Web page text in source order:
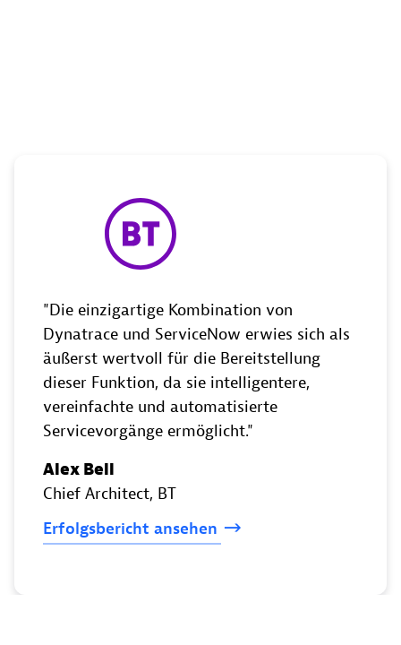
Die einzigartige Kombination von
Dynatrace und ServiceNow erwies sich als
äußerst wertvoll für die Bereitstellung
dieser Funktion, da sie intelligentere,
vereinfachte und automatisierte
Servicevorgänge ermöglicht.
Alex Bell
Chief Architect, BT
Erfolgsbericht ansehen